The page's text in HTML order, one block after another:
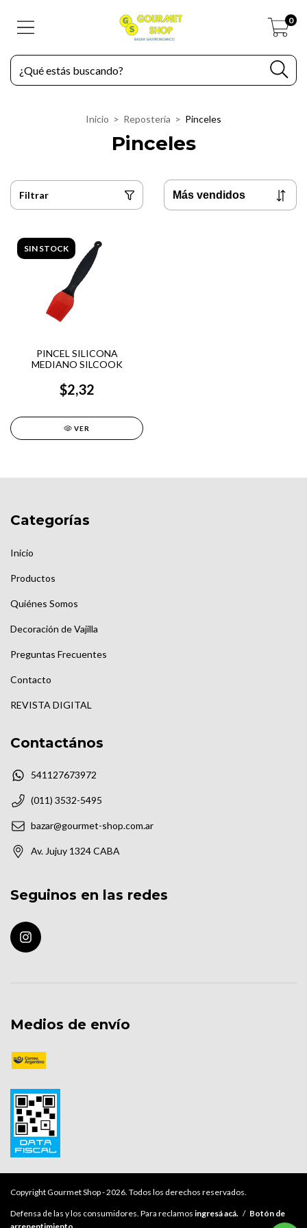
0
Inicio > Repostería > Pinceles
Pinceles
Filtrar
SIN STOCK
PINCEL SILICONA
MEDIANO SILCOOK
$2,32
VER
Categorías
Inicio
Productos
Quiénes Somos
Decoración de Vajilla
Preguntas Frecuentes
Contacto
REVISTA DIGITAL
Contactános
541127673972
(011) 3532-5495
bazar@gourmet-shop.com.ar
Av. Jujuy 1324 CABA
Seguinos en las redes
Medios de envío
Copyright Gourmet Shop - 2026. Todos los derechos reservados.
Defensa de las y los consumidores. Para reclamos ingresá acá. / Botón de